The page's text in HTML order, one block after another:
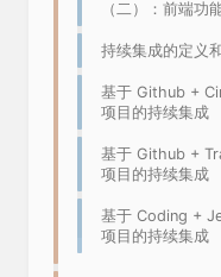
（二）：前端功
持续集成的定义
基于 Github +
项目的持续集成
基于 Github +
项目的持续集成
基于 Coding +
项目的持续集成